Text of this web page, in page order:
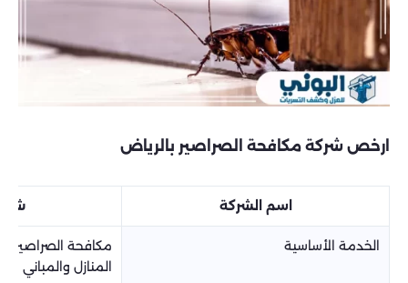
ارخص شركة مكافحة الصراصير بالرياض​
اسم الشركة
الخدمة الأساسية
مكافحة الصراصير
المنازل والمباني